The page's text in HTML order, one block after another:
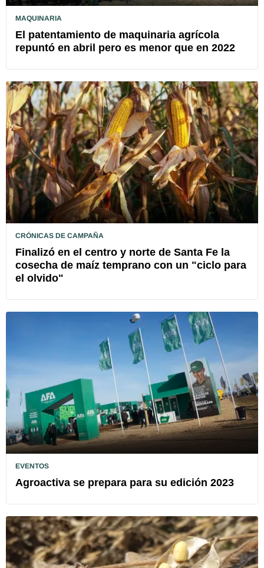
MAQUINARIA
El patentamiento de maquinaria agrícola
repuntó en abril pero es menor que en 2022
CRÓNICAS DE CAMPAÑA
Finalizó en el centro y norte de Santa Fe la
cosecha de maíz temprano con un "ciclo para
el olvido"
EVENTOS
Agroactiva se prepara para su edición 2023